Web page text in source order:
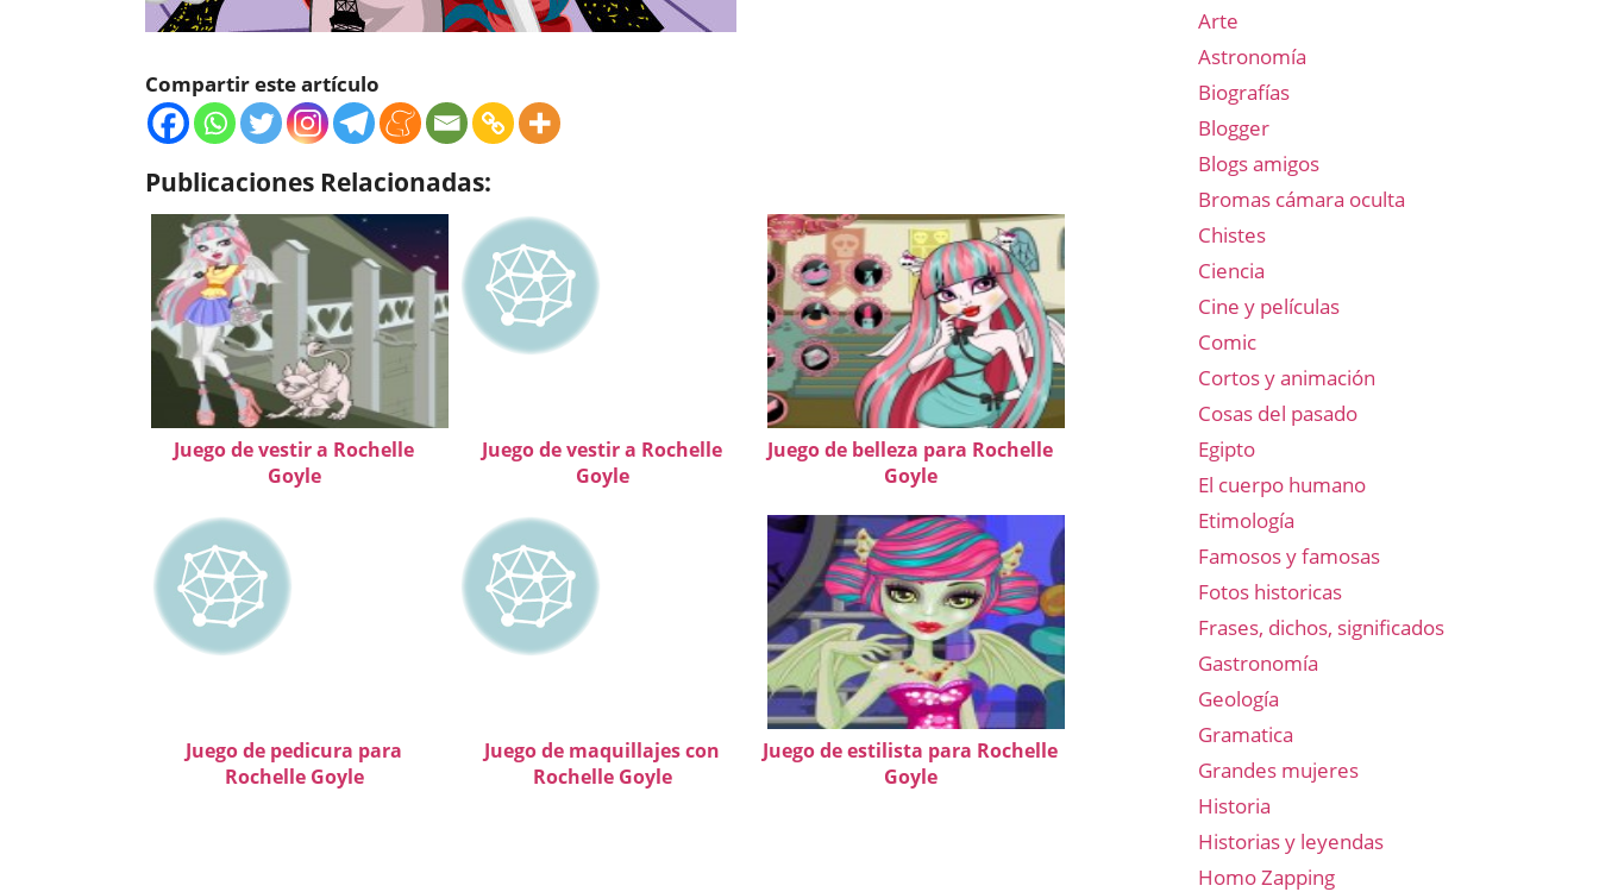
Compartir este artículo
Publicaciones Relacionadas:
Juego de vestir a Rochelle
Goyle
Juego de vestir a Rochelle
Goyle
Juego de belleza para Rochelle
Goyle
Juego de pedicura para
Rochelle Goyle
Juego de maquillajes con
Rochelle Goyle
Juego de estilista para Rochelle
Goyle
Arte
Astronomía
Biografías
Blogger
Blogs amigos
Bromas cámara oculta
Chistes
Ciencia
Cine y películas
Comic
Cortos y animación
Cosas del pasado
Egipto
El cuerpo humano
Etimología
Famosos y famosas
Fotos historicas
Frases, dichos, significados
Gastronomía
Geología
Gramatica
Grandes mujeres
Historia
Historias y leyendas
Homo Zapping